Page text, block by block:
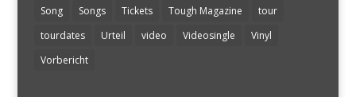
Song
Songs Tickets Tough Magazine
tour
tourdates
Urteil video Videosingle
Vinyl
Vorbericht